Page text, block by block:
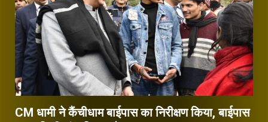
CM धामी ने कैंचीधाम बाईपास का निरीक्षण किया, बाईपास